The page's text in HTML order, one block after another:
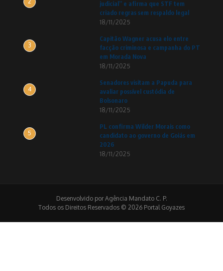
judicial” e afirma que STF tem
criado regras sem respaldo legal
18/11/2025
3
Capitão Wagner acusa elo entre
facção criminosa e campanha do PT
em Morada Nova
18/11/2025
4
Senadores visitam a Papuda para
avaliar possível custódia de
Bolsonaro
18/11/2025
5
PL confirma Wilder Morais como
candidato ao governo de Goiás em
2026
18/11/2025
Desenvolvido por Agência Mandato C. P.
Todos os Direitos Reservados © 2026 Portal Goyazes